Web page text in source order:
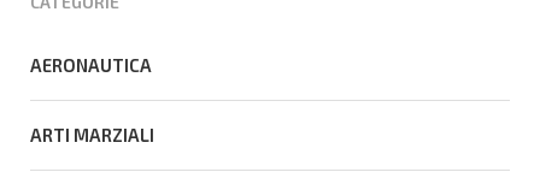
AERONAUTICA
ARTI MARZIALI